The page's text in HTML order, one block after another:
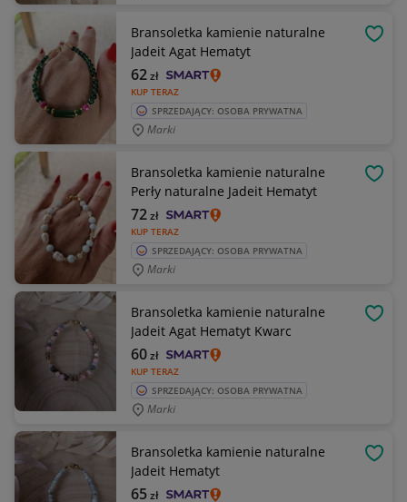
Bransoletka kamienie naturalne
Jadeit Agat Hematyt
KUP TERAZ
62zł
SPRZEDAJĄCY: OSOBA PRYWATNA
Marki
Bransoletka kamienie naturalne
Perły naturalne Jadeit Hematyt
KUP TERAZ
72zł
SPRZEDAJĄCY: OSOBA PRYWATNA
Marki
Bransoletka kamienie naturalne
Jadeit Agat Hematyt Kwarc
KUP TERAZ
60zł
SPRZEDAJĄCY: OSOBA PRYWATNA
Marki
Bransoletka kamienie naturalne
Jadeit Hematyt
65zł